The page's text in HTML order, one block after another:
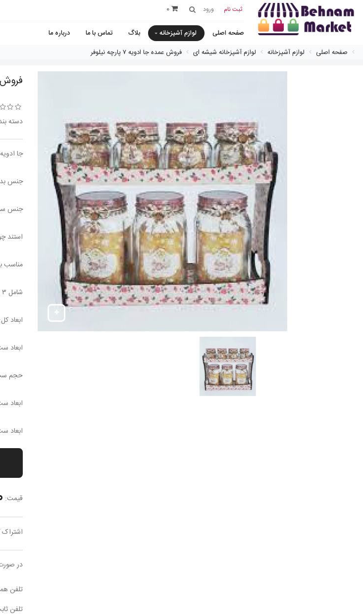
ثبت نام ورود 0
صفحه اصلی لوازم آشپزخانه بلاگ تماس با ما
درباره ما
صفحه اصلی
لوازم آشپزخانه لوازم آشپزخانه شیشه ای فروش عمده جا ادويه ٧ پارچه نيلوفر
فروش
دسته
جا ادویه
جنس
جنس
استند
مناسب
شامل ۳ عدد جا ادویه و ۳ عدد بانکه
ابعاد کل: ۲۷*۳۷ سانتی متر
ابعاد ست جا
حجم ست جا
ابعاد ست
ابعاد ست
قیمت:
در
تلفن
تلفن